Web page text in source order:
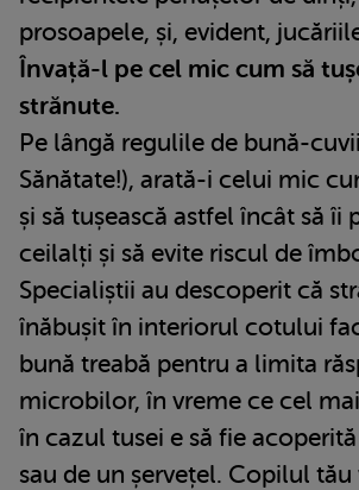
prosoapele, și, evident,
Învață-l pe cel mic cum să
strănute.
Pe lângă regulile de bună-
Sănătate!), arată-i celui mic
și să tușească astfel încât să îi
ceilalți și să evite riscul de
Specialiștii au descoperit că
înăbușit în interiorul cotului
bună treabă pentru a limita
microbilor, în vreme ce cel
în cazul tusei e să fie
sau de un șervețel. Copilul